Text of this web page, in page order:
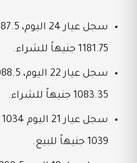
1181.75 جنيهاً للشراء.
1083.35 جنيهاً للشراء.
1039 جنيهاً للبيع.